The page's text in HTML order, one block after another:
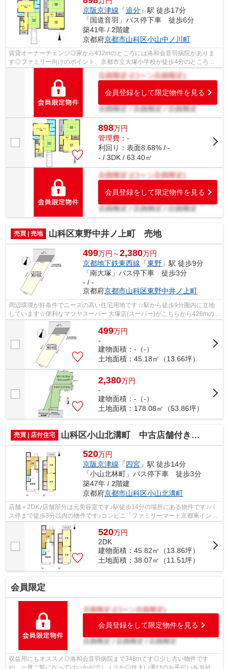
京阪京津線 「追分 」駅 徒歩17分
「国道音羽」バス停下車 徒歩6分
築41年 / 2階建
京都府京都市山科区小山中ノ川町
賃貸オーナーチェンジ◎家から432mのところには洛和会音羽病院がありま
す◎ファミリー向けのポイント、京都市立大塚小学校が徒歩4分のところに
あります◎前面道路6m以上は確保しているの...
会員登録をして限定物件を見る
898万円
管理費：-
利回り：表面8.68% / -
- / 3DK / 63.40㎡
会員登録をして限定物件を見る
売買 | 売地 山科区東野中井ノ上町 売地
499万円～2,380万円
京都地下鉄東西線 「東野 」駅 徒歩9分
「南大塚」バス停下車 徒歩3分
- / -
京都府京都市山科区東野中井ノ上町
周辺環境が好条件でニーズの高い住宅用地です☆駅から徒歩9分圏内に立地
しています☆便利なマツヤスーパー 大塚店(スーパー)がこちらから428mのと
ころにあります☆徒歩8分の場所に京都市...
499万円
-
建物面積：-（-）
土地面積：45.18㎡（13.66坪）
2,380万円
-
建物面積：-（-）
土地面積：178.08㎡（53.86坪）
売買 | 店付住宅 山科区小山北溝町 中古店舗付き住宅
520万円
京阪京津線 「四宮 」駅 徒歩14分
「小山北林町」バス停下車 徒歩3分
築47年 / 2階建
京都府京都市山科区小山北溝町
店舗＋2DK♪店舗部分は元美容室です♪駅徒歩14分の場所にある物件です♪バ
ス停まで徒歩3分以内の物件です♪コンビニ「ファミリーマート京都東インタ
ー店」(277m)がありちょっとした買い物...
520万円
2DK
建物面積：45.82㎡（13.86坪）
土地面積：38.07㎡（11.51坪）
会員限定
会員登録をして限定物件を見る
収益用にもオススメ◎洛和会音羽病院まで348mです◎少し古い物件です
が、一度ご覧になってはいかがでしょうか◎住まい選びのお手伝いを当社に